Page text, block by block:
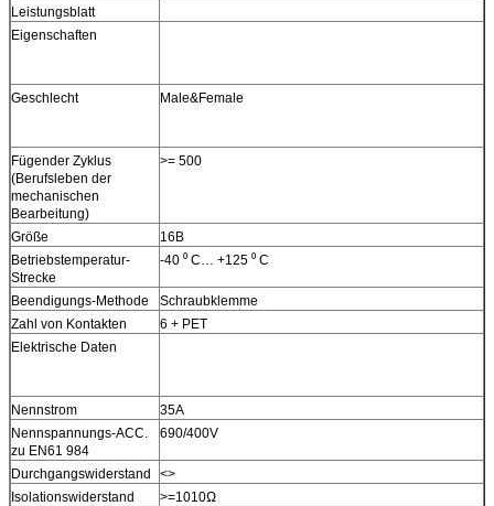
Leistungsblatt
Eigenschaften
Geschlecht Male&Female
Fügender Zyklus
(Berufsleben der
mechanischen
Bearbeitung)
>= 500
Größe
16B
Betriebstemperatur-
Strecke
-40 ⁰ C… +125 ⁰ C
Beendigungs-Methode
Schraubklemme
Zahl von Kontakten
6 + PET
Elektrische Daten
Nennstrom
35A
Nennspannungs-ACC.
zu EN61 984
690/400V
Durchgangswiderstand
<>
Isolationswiderstand
>=1010Ω